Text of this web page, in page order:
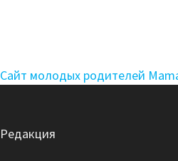
Сайт молодых родителей
Редакция